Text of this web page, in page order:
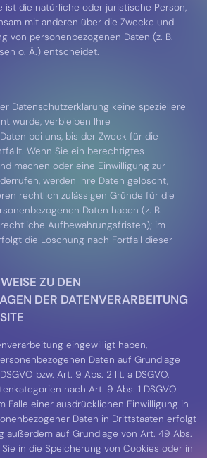
ist die natürliche oder juristische Person,
mit anderen über die Zwecke und
von personenbezogenen Daten (z. B.
o. Ä.) entscheidet.
Datenschutzerklärung keine speziellere
wurde, verbleiben Ihre
bei uns, bis der Zweck für die
Wenn Sie ein berechtigtes
machen oder eine Einwilligung zur
werden Ihre Daten gelöscht,
rechtlich zulässigen Gründe für die
Daten haben (z. B.
Aufbewahrungsfristen); im
die Löschung nach Fortfall dieser
ZU DEN
DER DATENVERARBEITUNG
eingewilligt haben,
Daten auf Grundlage
bzw. Art. 9 Abs. 2 lit. a DSGVO,
nach Art. 9 Abs. 1 DSGVO
Falle einer ausdrücklichen Einwilligung in
Daten in Drittstaaten erfolgt
außerdem auf Grundlage von Art. 49 Abs.
Sie in die Speicherung von Cookies oder in